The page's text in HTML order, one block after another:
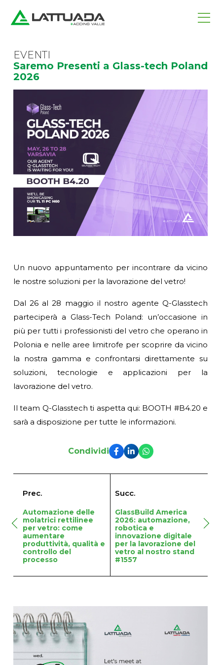
EVENTI
Saremo Presenti a Glass-tech Poland
2026
Un nuovo appuntamento per incontrare da vicino
le nostre soluzioni per la lavorazione del vetro!
Dal 26 al 28 maggio il nostro agente Q-Glasstech
parteciperà a Glass-Tech Poland: un’occasione in
più per tutti i professionisti del vetro che operano in
Polonia e nelle aree limitrofe per scoprire da vicino
la nostra gamma e confrontarsi direttamente su
soluzioni, tecnologie e applicazioni per la
lavorazione del vetro.
Il team Q-Glasstech ti aspetta qui: BOOTH #B4.20 e
sarà a disposizione per tutte le informazioni.
Condividi
Prec.
Automazione delle
molatrici rettilinee
per vetro: come
aumentare
produttività, qualità e
controllo del
processo
Succ.
GlassBuild America
2026: automazione,
robotica e
innovazione digitale
per la lavorazione del
vetro al nostro stand
#1557